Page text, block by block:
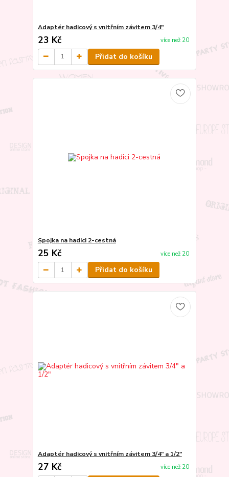
Adaptér hadicový s vnitřním závitem 3/4"
23 Kč více než 20
Přidat do košíku
Spojka na hadici 2-cestná
25 Kč více než 20
Přidat do košíku
Adaptér hadicový s vnitřním závitem 3/4" a 1/2"
27 Kč více než 20